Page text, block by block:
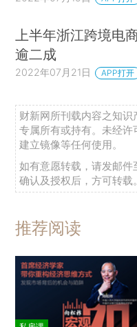
上半年浙江跨境电
逾二成
2022年07月21日 APP打开
财新网所刊载内容之知
专属所有或持有。未经许
建立镜像等任何使用。
如有意愿转载，请发邮件
确认及授权后，方可转载。
推荐阅读